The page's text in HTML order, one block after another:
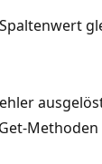
Methoden